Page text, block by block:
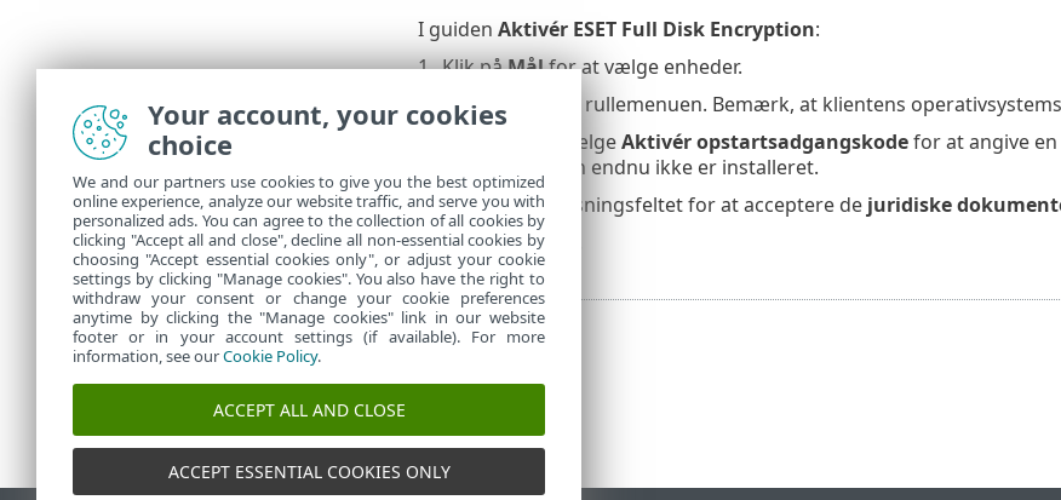
I guiden Aktivér ESET Full Disk Encryption:
1. Klik påMålfor at vælge enheder.
2. Vælg Sprog
fra rullemenuen. Bemærk, at klientens
Du kan også vælgeAktivér opstartsadgangskodefor at angive en
Disk Encryption endnu ikke er installeret.
4. Markér afkrydsningsfeltet for at acceptere de juridiske
5. Klik påAktivér
Your account, your cookies
choice
We and our partners use cookies to give you the best optimized
online experience, analyze our website traffic, and serve you with
personalized ads. You can agree to the collection of all cookies by
clicking "Accept all and close", decline all non-essential cookies by
choosing "Accept essential cookies only", or adjust your cookie
settings by clicking "Manage cookies". You also have the right to
withdraw your consent or change your cookie preferences
anytime by clicking the "Manage cookies" link in our website
footer or in your account settings (if available). For more
information, see ourCookie Policy.
ACCEPT ALL AND CLOSE
ACCEPT ESSENTIAL COOKIES ONLY